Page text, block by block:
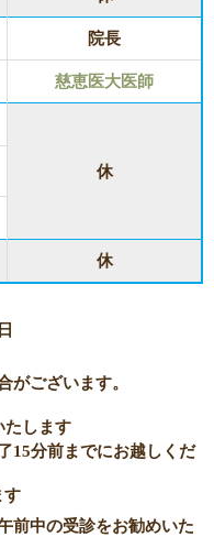
院長
慈恵医大医師
休
休
がございます。
たします
15分前までにお越しくだ
す
前中の受診をお勧めいた